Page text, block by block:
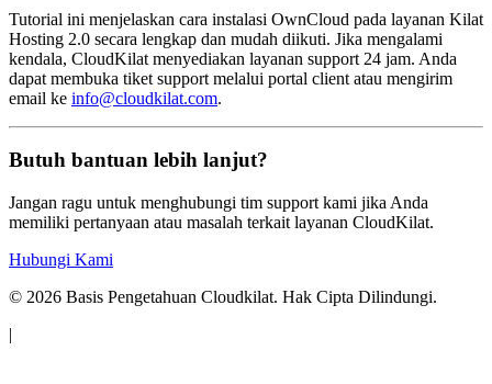
Tutorial ini menjelaskan cara instalasi OwnCloud pada layanan Kilat
Hosting 2.0 secara lengkap dan mudah diikuti. Jika mengalami
kendala, CloudKilat menyediakan layanan support 24 jam. Anda
dapat membuka tiket support melalui portal client atau mengirim
email ke info@cloudkilat.com.
Butuh bantuan lebih lanjut?
Jangan ragu untuk menghubungi tim support kami jika Anda
memiliki pertanyaan atau masalah terkait layanan CloudKilat.
Hubungi Kami
© 2026 Basis Pengetahuan Cloudkilat. Hak Cipta Dilindungi.
|